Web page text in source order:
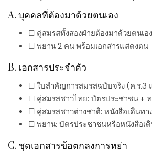
A. บุคคลที่ต้องมาด้วยตนเอง
☐ คู่สมรสทั้งสองฝ่ายต้องมาด้วยตนเอง
☐ พยาน 2 คน พร้อมเอกสารแสดงตน
B. เอกสารประจำตัว
☐ ใบสำคัญการสมรสฉบับจริง (ค.ร.3
☐ คู่สมรสชาวไทย: บัตรประชาชน +
☐ คู่สมรสชาวต่างชาติ: หนังสือเดินทา
☐ พยาน: บัตรประชาชนหรือหนังสือเ
C. ชุดเอกสารข้อตกลงการหย่า